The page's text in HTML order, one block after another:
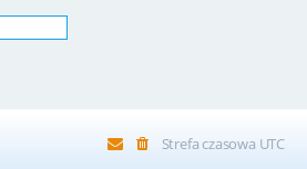
Strefa czasowa UTC